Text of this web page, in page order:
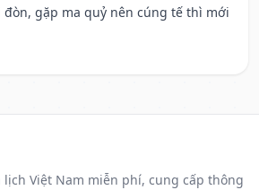
gặp ma quỷ nên cúng tế thì mới
Việt Nam miễn phí, cung cấp thông